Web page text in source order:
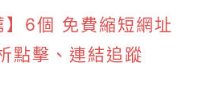
】6個 免費縮短網址
點擊、連結追蹤